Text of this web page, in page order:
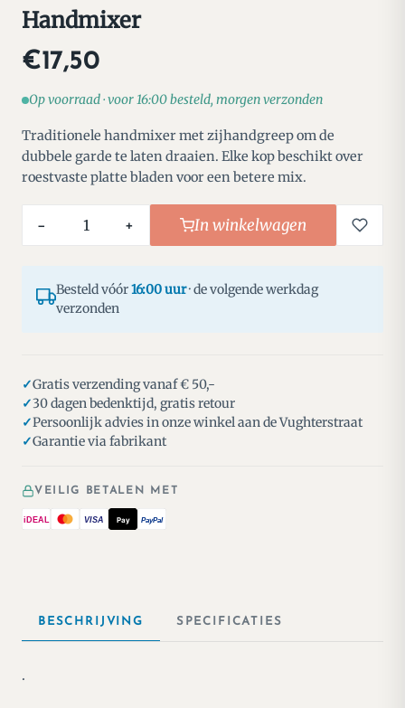
Handmixer
€17,50
Op voorraad · voor 16:00 besteld, morgen verzonden
Traditionele handmixer met zijhandgreep om de
dubbele garde te laten draaien. Elke kop beschikt over
roestvaste platte bladen voor een betere mix.
− + In winkelwagen
Besteld vóór16:00 uur· de volgende werkdag
verzonden
Gratis verzending vanaf € 50,-
30 dagen bedenktijd, gratis retour
Persoonlijk advies in onze winkel aan de Vughterstraat
Garantie via fabrikant
VEILIG BETALEN MET
iDEAL VISA Pay PayPal
BESCHRIJVING SPECIFICATIES
.